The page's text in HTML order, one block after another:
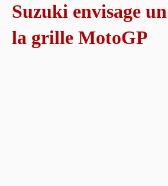
Suzuki envisage
la grille MotoGP